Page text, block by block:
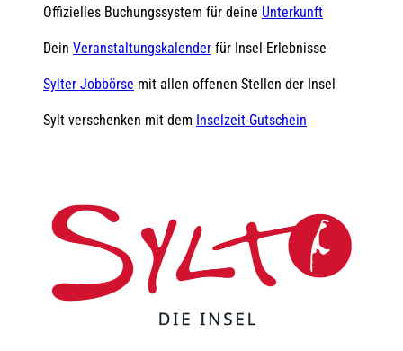
Offizielles Buchungssystem für deine Unterkunft
Dein Veranstaltungskalender für Insel-Erlebnisse
Sylter Jobbörse mit allen offenen Stellen der Insel
Sylt verschenken mit dem Inselzeit-Gutschein